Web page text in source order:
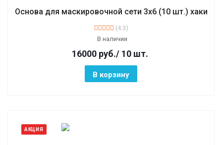
Основа для маскировочной сети 3х6 (10 шт.) хаки
(4.3)
В наличии
16000 руб./ 10 шт.
В корзину
АКЦИЯ